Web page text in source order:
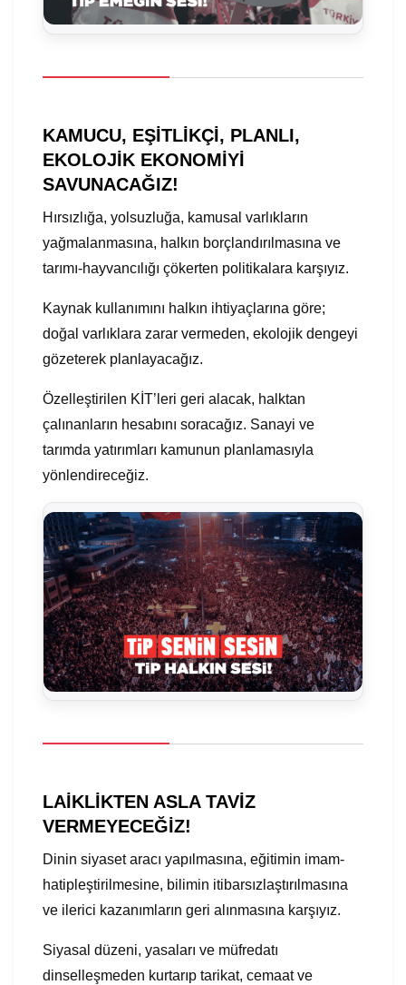
KAMUCU, EŞİTLİKÇİ, PLANLI,
EKOLOJİK EKONOMİYİ
SAVUNACAĞIZ!
Hırsızlığa, yolsuzluğa, kamusal varlıkların
yağmalanmasına, halkın borçlandırılmasına ve
tarımı-hayvancılığı çökerten politikalara karşıyız.
Kaynak kullanımını halkın ihtiyaçlarına göre;
doğal varlıklara zarar vermeden, ekolojik dengeyi
gözeterek planlayacağız.
Özelleştirilen KİT’leri geri alacak, halktan
çalınanların hesabını soracağız. Sanayi ve
tarımda yatırımları kamunun planlamasıyla
yönlendireceğiz.
LAİKLİKTEN ASLA TAVİZ
VERMEYECEĞİZ!
Dinin siyaset aracı yapılmasına, eğitimin imam-
hatipleştirilmesine, bilimin itibarsızlaştırılmasına
ve ilerici kazanımların geri alınmasına karşıyız.
Siyasal düzeni, yasaları ve müfredatı
dinselleşmeden kurtarıp tarikat, cemaat ve